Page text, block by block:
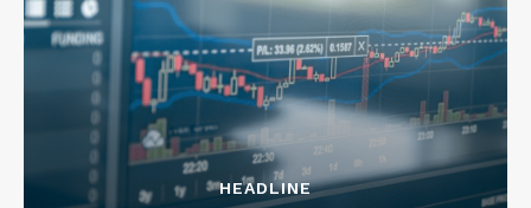
HEADLINE